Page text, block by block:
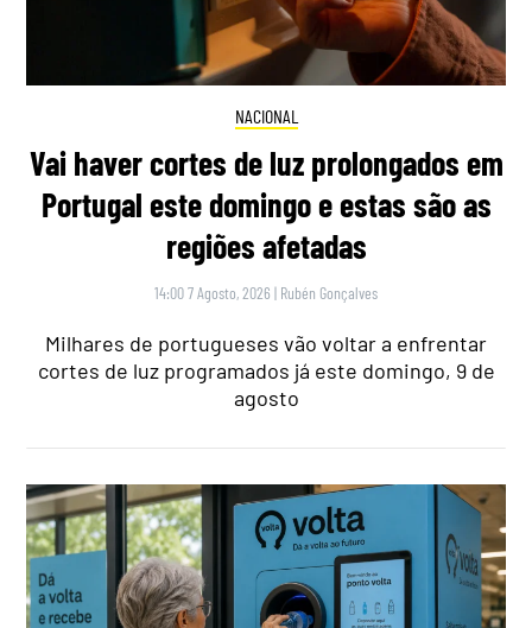
NACIONAL
Vai haver cortes de luz prolongados em
Portugal este domingo e estas são as
regiões afetadas
14:00 7 Agosto, 2026 | Rubén Gonçalves
Milhares de portugueses vão voltar a enfrentar
cortes de luz programados já este domingo, 9 de
agosto